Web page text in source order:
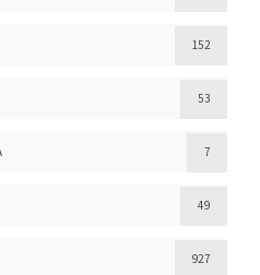
152
53
7
49
927